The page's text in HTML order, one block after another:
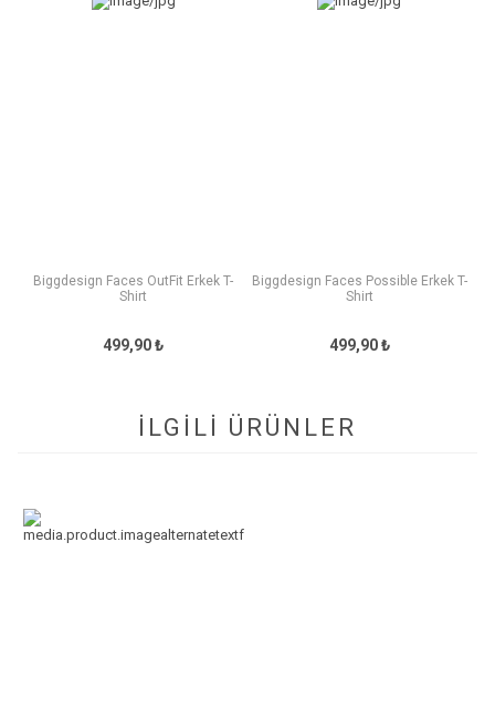
Biggdesign Faces OutFit Erkek T-
Shirt
499,90 ₺
Biggdesign Faces Possible Erkek T-
Shirt
499,90 ₺
İLGİLİ ÜRÜNLER